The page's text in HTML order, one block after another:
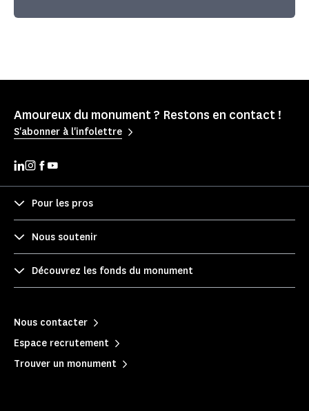
Amoureux du monument ? Restons en contact !
S'abonner à l'infolettre
Pour les pros
Nous soutenir
Découvrez les fonds du monument
Nous contacter
Espace recrutement
Trouver un monument